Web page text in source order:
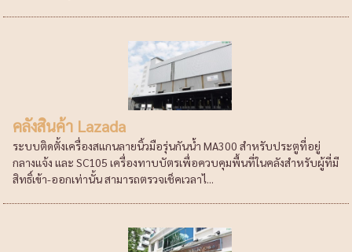
คลังสินค้า Lazada
ระบบติดตั้งเครื่องสแกนลายนิ้วมือรุ่นกันน้ำ MA300 สำหรับประตูที่อยู่
กลางแจ้ง และ SC105 เครื่องทาบบัตรเพื่อควบคุมพื้นที่ในคลังสำหรับผู้ที่มี
สิทธิ์เข้า-ออกเท่านั้น สามารถตรวจเช็คเวลาไ...